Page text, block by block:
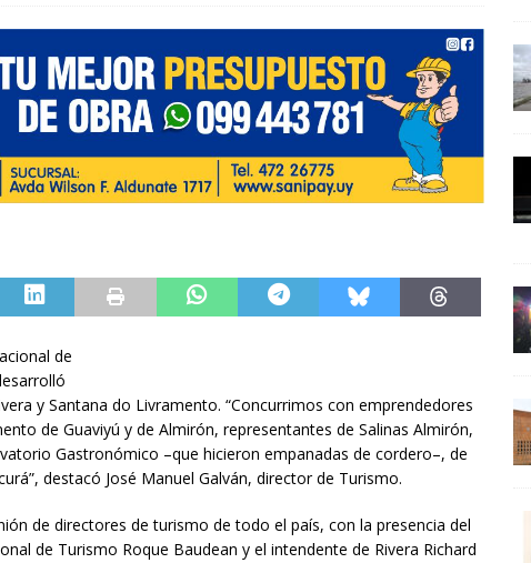
de
y Santana do Livramento. “Concurrimos con emprendedores
de Guaviyú y de Almirón, representantes de Salinas Almirón,
Gastronómico –que hicieron empanadas de cordero–, de
destacó José Manuel Galván, director de Turismo.
de directores de turismo de todo el país, con la presencia del
de Turismo Roque Baudean y el intendente de Rivera Richard